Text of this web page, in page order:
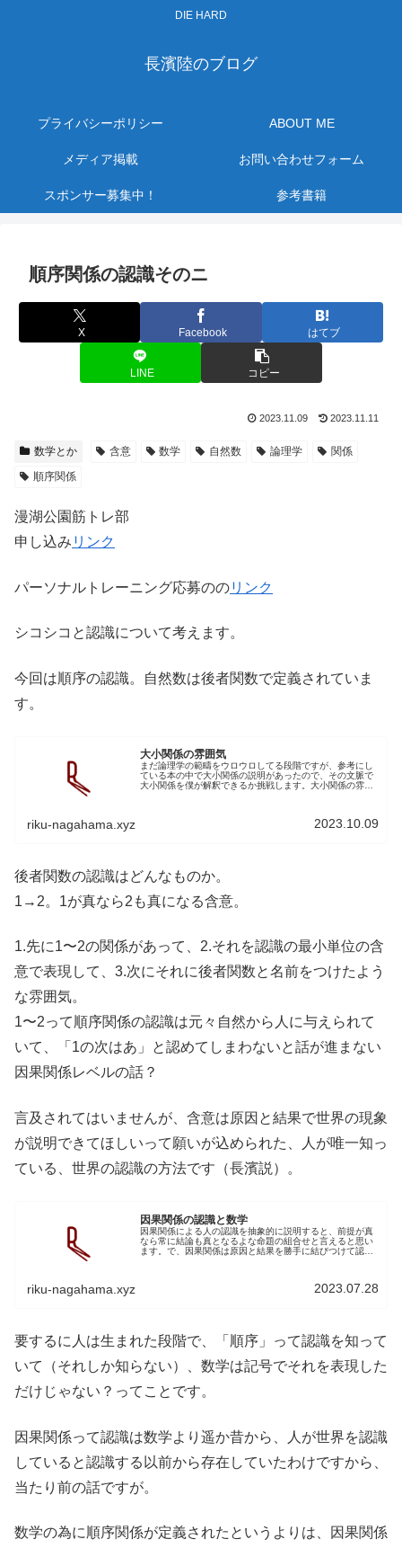
DIE HARD
長濱陸のブログ
プライバシーポリシー ABOUT ME
メディア掲載 お問い合わせフォーム
スポンサー募集中！ 参考書籍
順序関係の認識そのニ
X Facebook はてブ
LINE コピー
2023.11.09 2023.11.11
数学とか 含意 数学 自然数 論理学
関係
順序関係
漫湖公園筋トレ部
申し込み リンク
パーソナルトレーニング応募ののリンク
シコシコと認識について考えます。
今回は順序の認識。自然数は後者関数で定義されていま
す。
大小関係の雰囲気
まだ論理学の範疇をウロウロしてる段階ですが、参考にし
ている本の中で大小関係の説明があったので、その文脈で
大小関係を僕が解釈できるか挑戦します。大小関係の雰囲
riku-nagahama.xyz 2023.10.09
後者関数の認識はどんなものか。
1→2。1が真なら2も真になる含意。
1.先に1〜2の関係があって、2.それを認識の最小単位の含
意で表現して、3.次にそれに後者関数と名前をつけたよう
な雰囲気。
1〜2って順序関係の認識は元々自然から人に与えられて
いて、「1の次はあ」と認めてしまわないと話が進まない
因果関係レベルの話？
言及されてはいませんが、含意は原因と結果で世界の現象
が説明できてほしいって願いが込められた、人が唯一知っ
ている、世界の認識の方法です（長濱説）。
因果関係の認識と数学
因果関係による人の認識を抽象的に説明すると、前提が真
なら常に結論も真となるよな命題の組合せと言えると思い
ます。で、因果関係は原因と結果を勝手に結びつけて認識
riku-nagahama.xyz 2023.07.28
要するに人は生まれた段階で、「順序」って認識を知って
いて（それしか知らない）、数学は記号でそれを表現した
だけじゃない？ってことです。
因果関係って認識は数学より遥か昔から、人が世界を認識
していると認識する以前から存在していたわけですから、
当たり前の話ですが。
数学の為に順序関係が定義されたというよりは、因果関係